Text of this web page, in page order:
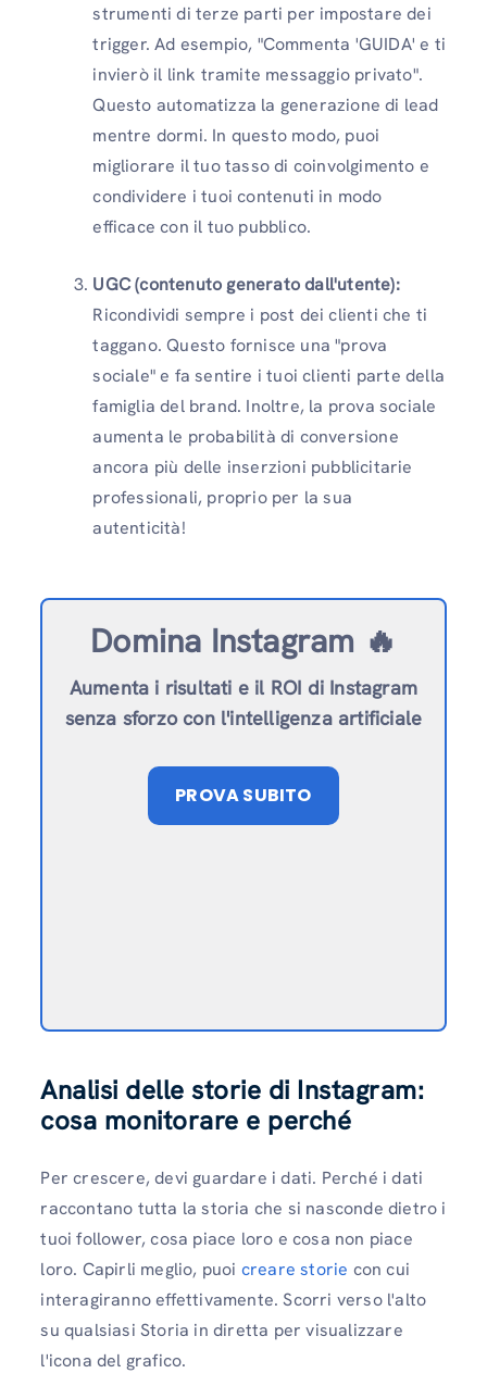
strumenti di terze parti per impostare dei
trigger. Ad esempio, "Commenta 'GUIDA' e ti
invierò il link tramite messaggio privato".
Questo automatizza la generazione di lead
mentre dormi. In questo modo, puoi
migliorare il tuo tasso di coinvolgimento e
condividere i tuoi contenuti in modo
efficace con il tuo pubblico.
UGC (contenuto generato dall'utente):
Ricondividi sempre i post dei clienti che ti
taggano. Questo fornisce una "prova
sociale" e fa sentire i tuoi clienti parte della
famiglia del brand. Inoltre, la prova sociale
aumenta le probabilità di conversione
ancora più delle inserzioni pubblicitarie
professionali, proprio per la sua
autenticità!
Domina Instagram 🔥
Aumenta i risultati e il ROI di Instagram
senza sforzo con l'intelligenza artificiale
PROVA SUBITO
Analisi delle storie di Instagram:
cosa monitorare e perché
Per crescere, devi guardare i dati. Perché i dati
raccontano tutta la storia che si nasconde dietro i
tuoi follower, cosa piace loro e cosa non piace
loro. Capirli meglio, puoi creare storie con cui
interagiranno effettivamente. Scorri verso l'alto
su qualsiasi Storia in diretta per visualizzare
l'icona del grafico.